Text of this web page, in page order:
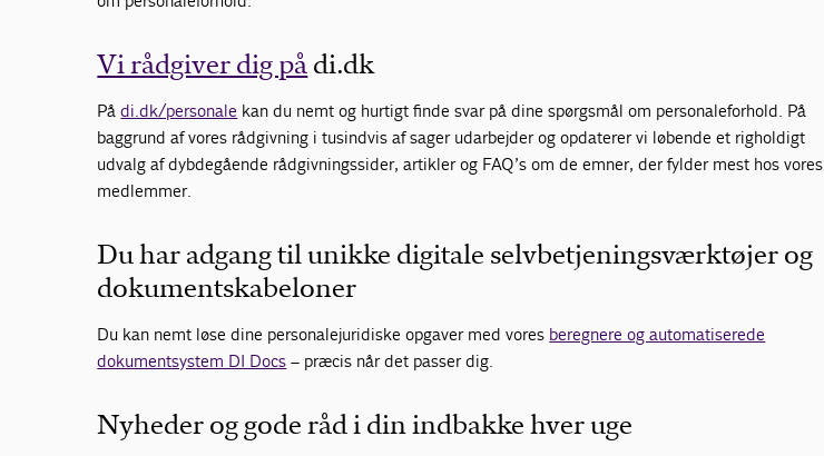
Vi rådgiver dig på di.dk
Pådi.dk/personale kan du nemt og hurtigt finde svar på dine spørgsmål om personaleforhold. På
baggrund af vores rådgivning i tusindvis af sager udarbejder og opdaterer vi løbende et righoldigt
udvalg af dybdegående rådgivningssider, artikler og FAQ’s om de emner, der fylder mest hos vores
medlemmer.
Du har adgang til unikke digitale selvbetjeningsværktøjer og
dokumentskabeloner
Du kan nemt løse dine personalejuridiske opgaver med vores beregnere og automatiserede
dokumentsystem DI Docs – præcis når det passer dig.
Nyheder og gode råd i din indbakke hver uge